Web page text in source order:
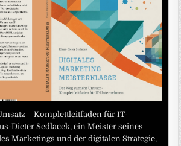
– Komplettleitfaden für IT-
Dieter Sedlacek, ein Meister seines
Marketings und der digitalen Strategie,